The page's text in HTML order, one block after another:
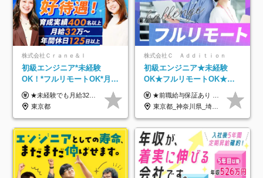
株式会社Ｃｒａｎｅ＆Ｉ
初級エンジニア*未経験
OK！*フルリモートOK*月給
32万～*残業月9.8h*1ヶ月の
研修*資格取得率100％
★未経験でも月給32万円スタート★ 月収32万円～35万円＋各種手当（資格手当だけで毎月15万の上乗せ実績あり！） ★資格手当豊富！1資格につき最大3万円支給 ★功績手当の導入で、毎月のお給与に上乗せで最大10万円支給している社員も！ ★1回の昇級で年収数十万UPも可 ★ゆくゆくは年収1000万以上も目指せる 年俸384万円～1,162万8,000円（12分割） ※経験・スキルを考慮の上決定します ※上記金額には固定残業代（月30h分・60,800円～66,500円）を含みます ※超過分は別途全額支給します ※試用期間2ヶ月間あり（その他待遇に差異はありません）
東京都
株式会社Ｃ Ａｄｄｉｔｉｏｎ
初級エンジニア★未経験
OK★フルリモートOK★月
給32万円～★残業月10h＆
年休120日以上★副業可
★前職給与保証あり ★月給32万円以上＋インセンティブあり 月給32万円以上＋インセンティブ＋各種手当 ※上記には固定残業代（月30時間・44,400円～）を含みます ※超過分は別途支給します ※試用期間はございません ★＼成果＝あなたの収入／★ 【1】案件単価ー8万円＝あなたの給与 参画したプロジェクトの案件単価から 一律8万円引いた金額があなたの給与です！ （月給例） ■1人称での構築・小規模な詳細設計 案件単価55万円ー8万円＝月給47万円（還元率85.5%） ■大型案件の設計・構築やプロジェクト管理 案件単価90万円ー8万円＝月給82万円（還元率91.1%） ‥‥‥‥‥‥‥‥‥‥‥‥‥‥‥‥‥‥ 【2】月給の他にも豊富なインセンティブあり 全員が月3～13万円のインセンティブをゲットしています！ ≪インセンティブ制度≫ 稼働している現場で増員・交代が発生し、 当社の人員を配属が決定した際に支給。 ◇C Addition正社員が参画 ：実粗利の10%／毎月 ◇協力会社所属の社員が参画：実粗利の30%／毎月 ≪リファラル制度≫ あなたの知り合いが当社のメンバーになった際に、 毎月1人あたり2万円支給します◎ ‥‥‥‥‥‥‥‥‥‥‥‥‥‥‥‥‥‥
東京都_神奈川県_埼玉県_千葉県_大阪府_愛知県_北海道_青森県_岩手県_宮城県_秋田県_山形県_福島県_茨城県_栃木県_群馬県_新潟県_山梨県_長野県_富山県_石川県_福井県_静岡県_岐阜県_三重県_兵庫県_京都府_滋賀県_奈良県_和歌山県_広島県_岡山県_鳥取県_島根県_山口県_徳島県_香川県_愛媛県_高知県_福岡県_熊本県_佐賀県_長崎県_大分県_宮崎県_鹿児島県_沖縄県